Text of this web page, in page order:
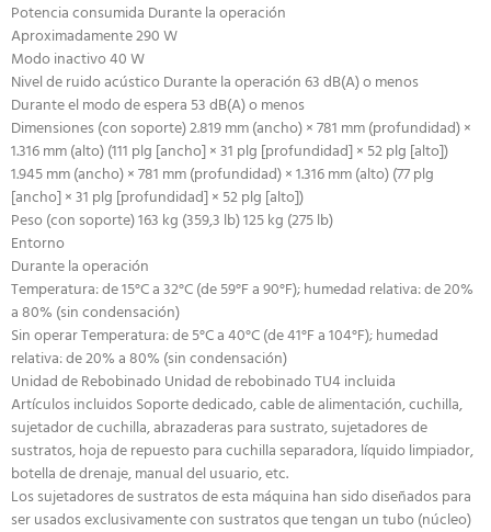
Potencia consumida Durante la operación
Aproximadamente 290 W
Modo inactivo 40 W
Nivel de ruido acústico Durante la operación 63 dB(A) o menos
Durante el modo de espera 53 dB(A) o menos
Dimensiones (con soporte) 2.819 mm (ancho) × 781 mm (profundidad) ×
1.316 mm (alto) (111 plg [ancho] × 31 plg [profundidad] × 52 plg [alto])
1.945 mm (ancho) × 781 mm (profundidad) × 1.316 mm (alto) (77 plg
[ancho] × 31 plg [profundidad] × 52 plg [alto])
Peso (con soporte) 163 kg (359,3 lb) 125 kg (275 lb)
Entorno
Durante la operación
Temperatura: de 15°C a 32°C (de 59°F a 90°F); humedad relativa: de 20%
a 80% (sin condensación)
Sin operar Temperatura: de 5°C a 40°C (de 41°F a 104°F); humedad
relativa: de 20% a 80% (sin condensación)
Unidad de Rebobinado Unidad de rebobinado TU4 incluida
Artículos incluidos Soporte dedicado, cable de alimentación, cuchilla,
sujetador de cuchilla, abrazaderas para sustrato, sujetadores de
sustratos, hoja de repuesto para cuchilla separadora, líquido limpiador,
botella de drenaje, manual del usuario, etc.
Los sujetadores de sustratos de esta máquina han sido diseñados para
ser usados exclusivamente con sustratos que tengan un tubo (núcleo)